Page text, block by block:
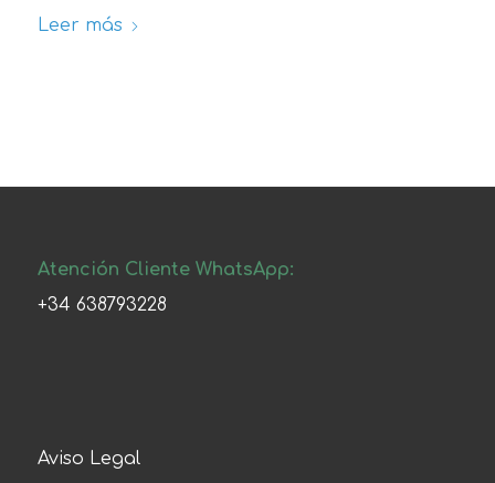
Leer más
Atención Cliente WhatsApp:
+34 638793228
Aviso Legal